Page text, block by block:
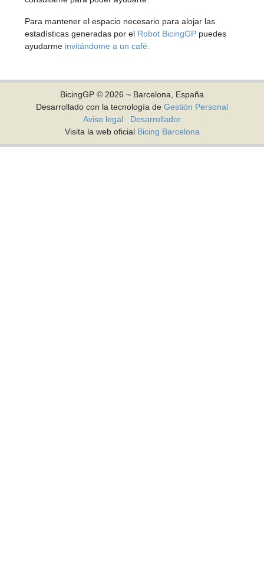
Para mantener el espacio necesario para alojar las
estadísticas generadas por el Robot BicingGP puedes
ayudarme invitándome a un café.
BicingGP © 2026 ~ Barcelona, España
Desarrollado con la tecnología de Gestión Personal
Aviso legal
Desarrollador
Visita la web oficial Bicing Barcelona